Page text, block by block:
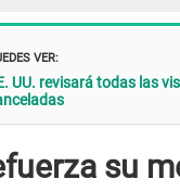
VER:
UU. revisará todas las
su